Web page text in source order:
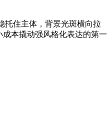
托住主体，背景光斑横向拉
本撬动强风格化表达的第一